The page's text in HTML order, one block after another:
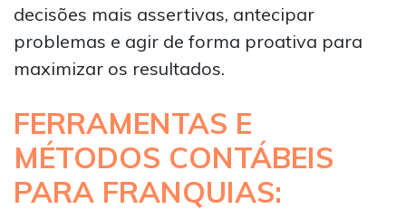
decisões mais assertivas, antecipar
problemas e agir de forma proativa para
maximizar os resultados.
FERRAMENTAS E
MÉTODOS CONTÁBEIS
PARA FRANQUIAS: